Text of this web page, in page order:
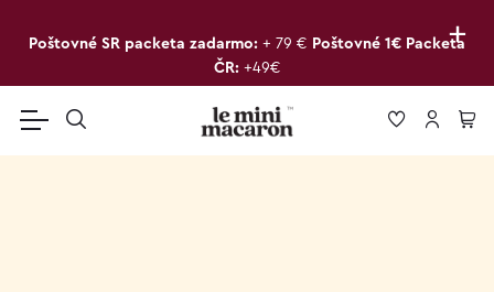
+
Poštovné SR packeta zadarmo: + 79 € Poštovné 1€ Packeta
ČR: +49€